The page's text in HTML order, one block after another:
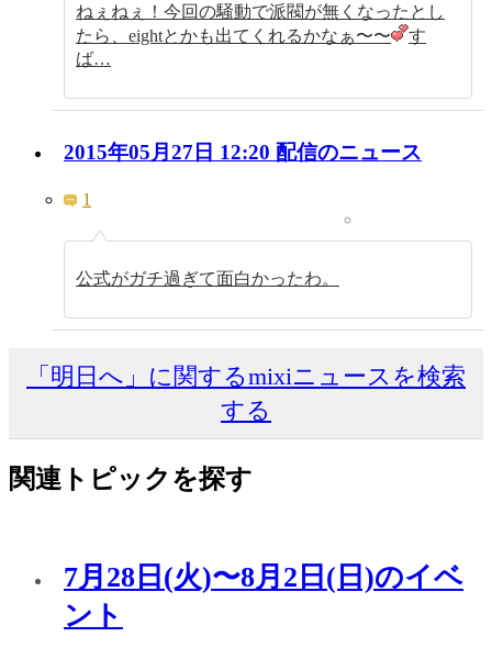
ねぇねぇ！今回の騒動で派閥が無くなったとし
たら、eightとかも出てくれるかなぁ〜〜
す
ば…
2015年05月27日 12:20 配信のニュース
1
公式がガチ過ぎて面白かったわ。
「明日へ」に関するmixiニュースを検索
する
関連トピックを探す
7月28日(火)〜8月2日(日)のイベ
ント